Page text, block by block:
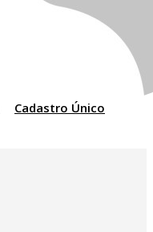
Cadastro Único